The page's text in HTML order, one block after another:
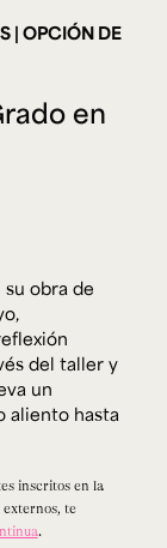
del 30
jurídica:
en
OPCIÓN DE
obra de
del taller y
un
aliento hasta
inscritos en la
externos, te
.